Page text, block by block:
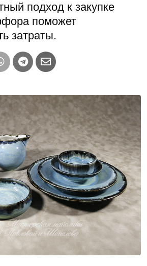
подход к закупке
поможет
затраты.